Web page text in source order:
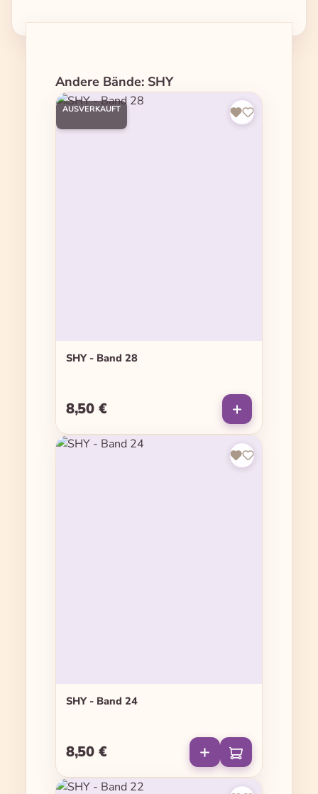
Produktgalerie überspringen
Andere Bände: SHY
AUSVERKAUFT
SHY - Band 28
Regulärer Preis:
8,50 €
SHY - Band 24
Regulärer Preis:
8,50 €